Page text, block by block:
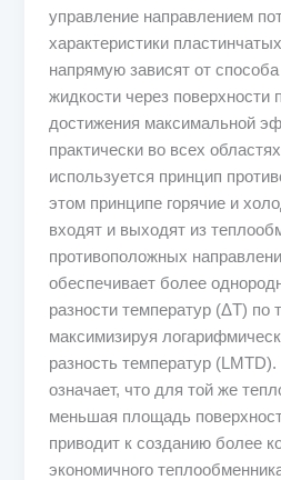
управление направлением
характеристики
напрямую зависят от
жидкости через поверхности
достижения максимальной
практически во всех
используется принцип
этом принципе горячие и
входят и выходят из
противоположных
обеспечивает более
разности температур (ΔT) по
максимизируя
разность температур
означает, что для той же
меньшая площадь
приводит к созданию более
экономичного